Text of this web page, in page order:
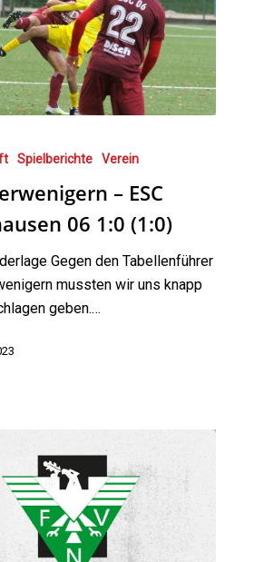
Spielberichte Verein
– ESC
06 1:0 (1:0)
Gegen den Tabellenführer
mussten wir uns knapp
geben.…